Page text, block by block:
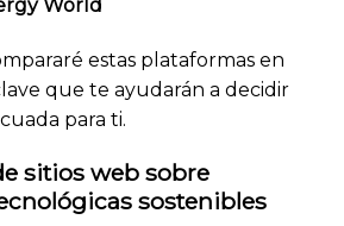
World
estas plataformas en
que te ayudarán a decidir
para ti.
sitios web sobre
sostenibles